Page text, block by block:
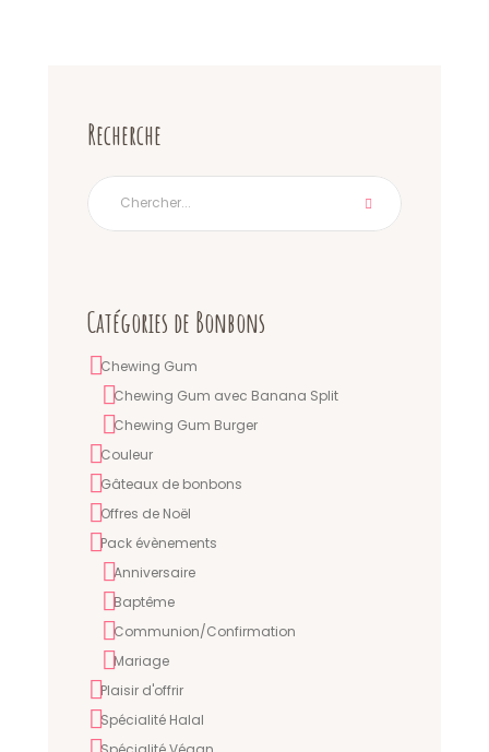
Recherche
Catégories de Bonbons
Chewing Gum
Chewing Gum avec Banana Split
Chewing Gum Burger
Couleur
Gâteaux de bonbons
Offres de Noël
Pack évènements
Anniversaire
Baptême
Communion/Confirmation
Mariage
Plaisir d'offrir
Spécialité Halal